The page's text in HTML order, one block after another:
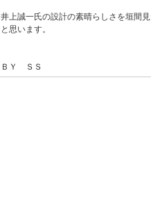
井上誠一氏の設計の素晴らしさを垣間
と思います。
ＢＹ ＳＳ